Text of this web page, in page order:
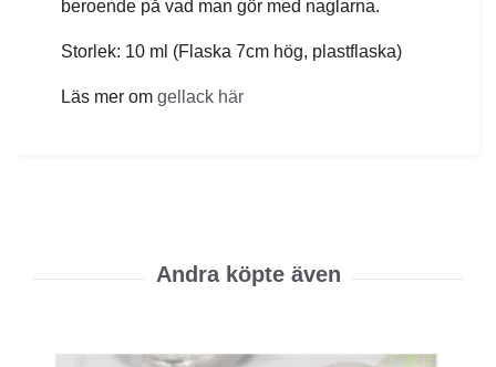
beroende på vad man gör med naglarna.
Storlek: 10 ml (Flaska 7cm hög, plastflaska)
Läs mer om gellack här